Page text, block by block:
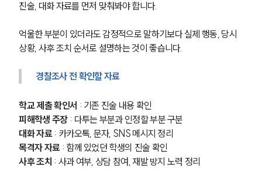
공지사항
법률 블로그
법률서식
뉴스레터/브로슈어
세미나
진술, 대화 자료를 먼저 맞춰봐야 합니다.
억울한 부분이 있더라도 감정적으로 말하기보다 실제 행동, 당시
상황, 사후 조치 순서로 설명하는 것이 좋습니다.
경찰조사 전 확인할 자료
학교 제출 확인서 : 기존 진술 내용 확인
피해학생 주장 : 다투는 부분과 인정할 부분 구분
대화 자료 : 카카오톡, 문자, SNS 메시지 정리
목격자 자료 : 함께 있었던 학생의 진술 확인
사후 조치 : 사과 여부, 상담 참여, 재발 방지 노력 정리